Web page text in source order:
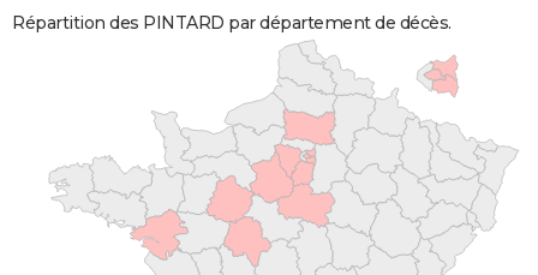
Répartition des PINTARD par département de décès.